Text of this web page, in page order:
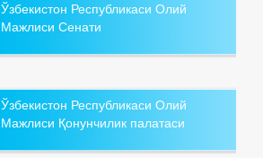
Ўзбекистон Республикаси Олий
Мажлиси Сенати
Ўзбекистон Республикаси Олий
Мажлиси Қонунчилик палатаси